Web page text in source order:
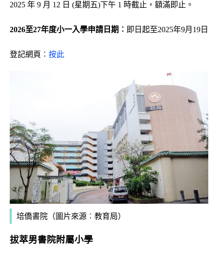
2025 年 9 月 12 日 (星期五)下午 1 時截止，額滿即止。
2026至27年度小一入學申請日期︰ 即日起至2025年9月19日
登記網頁︰ 按此
培僑書院（圖片來源︰教育局）
拔萃男書院附屬小學